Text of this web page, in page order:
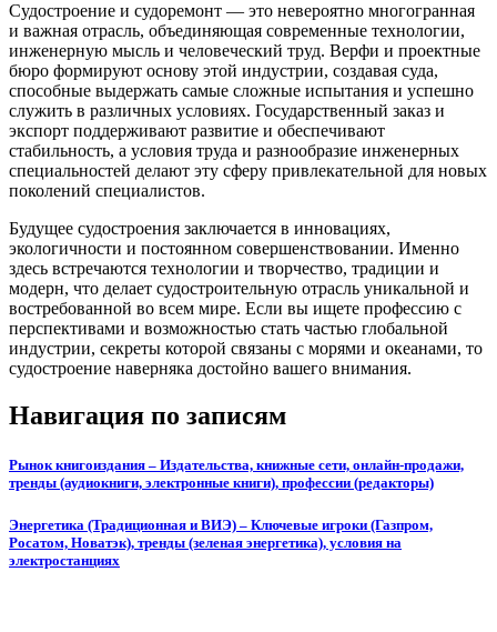
Судостроение и судоремонт — это невероятно многогранная
и важная отрасль, объединяющая современные технологии,
инженерную мысль и человеческий труд. Верфи и проектные
бюро формируют основу этой индустрии, создавая суда,
способные выдержать самые сложные испытания и успешно
служить в различных условиях. Государственный заказ и
экспорт поддерживают развитие и обеспечивают
стабильность, а условия труда и разнообразие инженерных
специальностей делают эту сферу привлекательной для новых
поколений специалистов.
Будущее судостроения заключается в инновациях,
экологичности и постоянном совершенствовании. Именно
здесь встречаются технологии и творчество, традиции и
модерн, что делает судостроительную отрасль уникальной и
востребованной во всем мире. Если вы ищете профессию с
перспективами и возможностью стать частью глобальной
индустрии, секреты которой связаны с морями и океанами, то
судостроение наверняка достойно вашего внимания.
Навигация по записям
Рынок книгоиздания – Издательства, книжные сети, онлайн-продажи,
тренды (аудиокниги, электронные книги), профессии (редакторы)
Энергетика (Традиционная и ВИЭ) – Ключевые игроки (Газпром,
Росатом, Новатэк), тренды (зеленая энергетика), условия на
электростанциях